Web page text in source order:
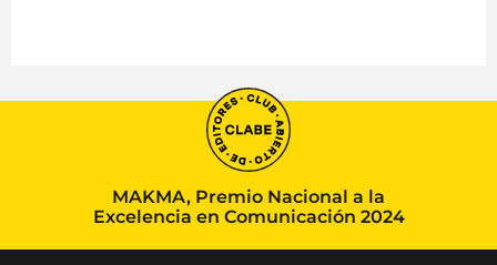
MAKMA, Premio Nacional a la
Excelencia en Comunicación 2024